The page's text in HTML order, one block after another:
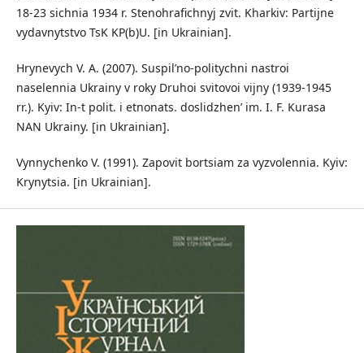
18-23 sichnia 1934 r. Stenohrafichnyj zvit. Kharkiv: Partijne
vydavnytstvo TsK KP(b)U. [in Ukrainian].
Hrynevych V. A. (2007). Suspil’no-politychni nastroi
naselennia Ukrainy v roky Druhoi svitovoi vijny (1939-1945
rr.). Kyiv: In-t polit. i etnonats. doslidzhen’ im. I. F. Kurasa
NAN Ukrainy. [in Ukrainian].
Vynnychenko V. (1991). Zapovit bortsiam za vyzvolennia. Kyiv:
Krynytsia. [in Ukrainian].